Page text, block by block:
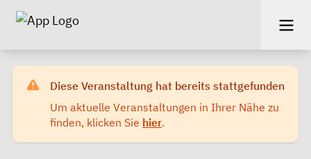
Diese Veranstaltung hat bereits stattgefunden
Um aktuelle Veranstaltungen in Ihrer Nähe zu
finden, klicken Sie hier.